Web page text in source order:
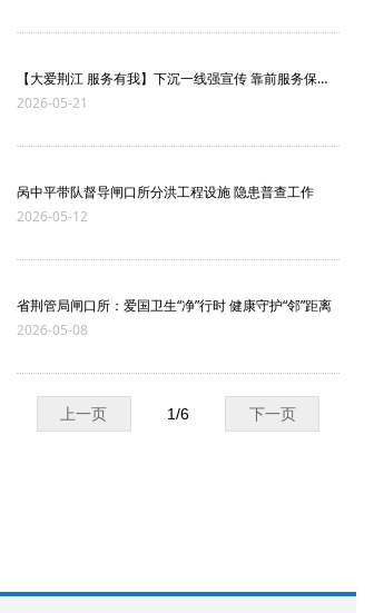
【大爱荆江 服务有我】下沉一线强宣传 靠前服务保安澜——闸口所开展分洪转移安置知识宣讲
2026-05-21
呙中平带队督导闸口所分洪工程设施 隐患普查工作
2026-05-12
省荆管局闸口所：爱国卫生“净”行时 健康守护“邻”距离
2026-05-08
上一页 下一页
1/6